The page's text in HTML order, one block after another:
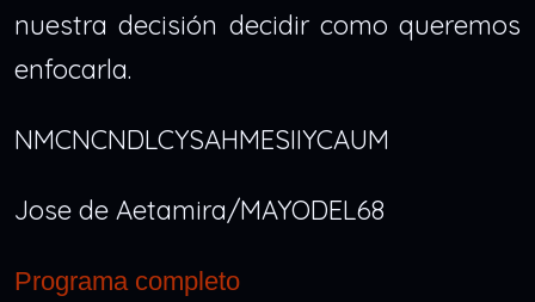
nuestra decisión decidir como queremos
enfocarla.
NMCNCNDLCYSAHMESIIYCAUM
Jose de Aetamira/MAYODEL68
Programa completo